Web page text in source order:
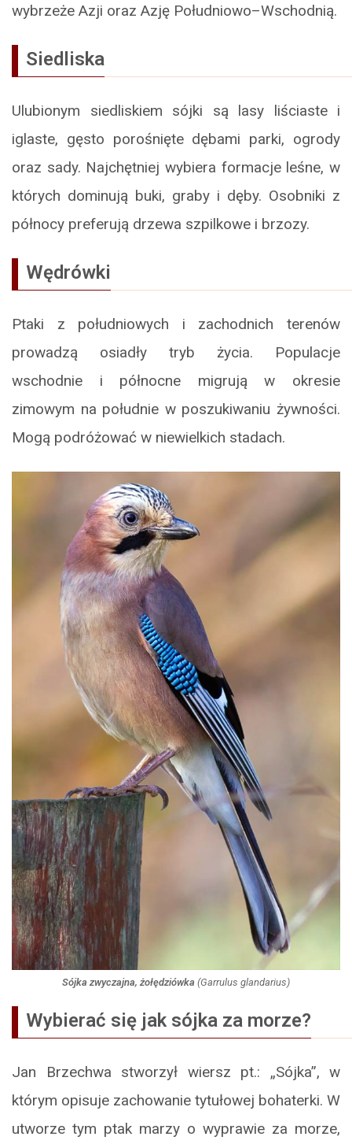
wybrzeże Azji oraz Azję Południowo–Wschodnią.
Siedliska
Ulubionym siedliskiem sójki są lasy liściaste i
iglaste, gęsto porośnięte dębami parki, ogrody
oraz sady. Najchętniej wybiera formacje leśne, w
których dominują buki, graby i dęby. Osobniki z
północy preferują drzewa szpilkowe i brzozy.
Wędrówki
Ptaki z południowych i zachodnich terenów
prowadzą osiadły tryb życia. Populacje
wschodnie i północne migrują w okresie
zimowym na południe w poszukiwaniu żywności.
Mogą podróżować w niewielkich stadach.
Sójka zwyczajna, żołędziówka (Garrulus glandarius)
Wybierać się jak sójka za morze?
Jan Brzechwa stworzył wiersz pt.: „Sójka”, w
którym opisuje zachowanie tytułowej bohaterki. W
utworze tym ptak marzy o wyprawie za morze,